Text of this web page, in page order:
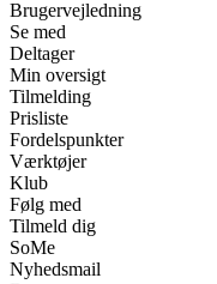
Brugervejledning
Se med
Deltager
Min oversigt
Tilmelding
Prisliste
Fordelspunkter
Værktøjer
Klub
Følg med
Tilmeld dig
SoMe
Nyhedsmail